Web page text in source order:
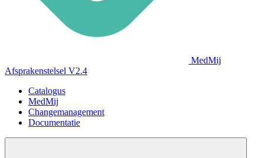
MedMij
Afsprakenstelsel V2.4
Catalogus
MedMij
Changemanagement
Documentatie